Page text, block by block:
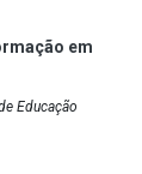
em
Educação